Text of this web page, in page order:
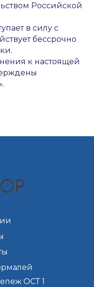
Российской
в силу с
бессрочно
к настоящей
ОСТ 1